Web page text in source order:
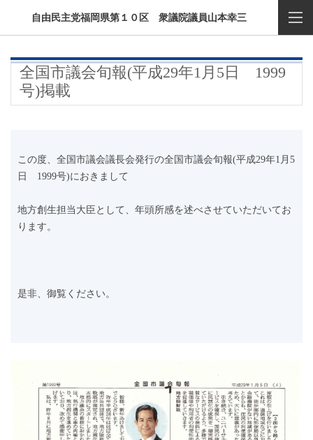
自由民主党福岡県第１０区 衆議院議員山本幸三
全国市議会旬報(平成29年1月5日 1999
号)掲載
この度、全国市議会議長会発行の全国市議会旬報(平成29年1月5
日 1999号)におきまして
地方創生担当大臣として、年頭所感を述べさせていただいてお
ります。
是非、御覧ください。